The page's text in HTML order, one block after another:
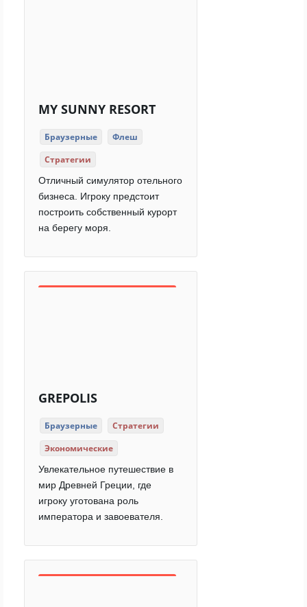
MY SUNNY RESORT
Браузерные
Флеш
Стратегии
Отличный симулятор отельного
бизнеса. Игроку предстоит
построить собственный курорт
на берегу моря.
GREPOLIS
Браузерные
Стратегии
Экономические
Увлекательное путешествие в
мир Древней Греции, где
игроку уготована роль
императора и завоевателя.